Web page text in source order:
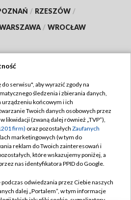
/ RZESZÓW /
/ WROCŁAW
TVP
TVP
prywatności
Moje zgody
Pomoc
Kontakt
serwisu", aby wyrazić zgody na
śledzenia i zbierania danych,
urządzeniu końcowym i ich
Twoich danych osobowych przez
likwidacji (zwaną dalej również „TVP”),
firm) oraz pozostałych Zaufanych
marketingowych (w tym do
reklam do Twoich zainteresowań i
które wskazujemy poniżej, a
nas identyfikatora PPID do Google.
odwiedzania przez Ciebie naszych
dalej „Portalem”, w tym informacje